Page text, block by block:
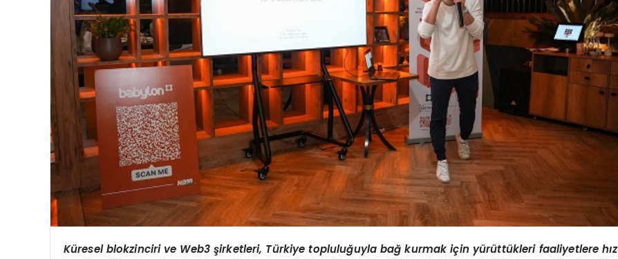
Küresel blokzinciri ve Web3 şirketleri, Türkiye topluluğuyla bağ kurmak için yürüttükleri faaliyetlere hız